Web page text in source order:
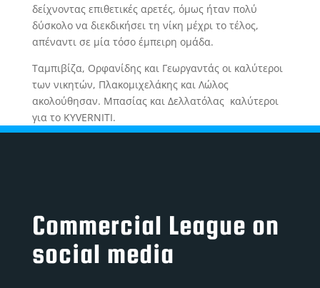
δείχνοντας επιθετικές αρετές, όμως ήταν πολύ
δύσκολο να διεκδικήσει τη νίκη μέχρι το τέλος,
απέναντι σε μία τόσο έμπειρη ομάδα.
Ταμπιβίζα, Ορφανίδης και Γεωργαντάς οι καλύτεροι
των νικητών, Πλακομιχελάκης και Λώλος
ακολούθησαν. Μπασίας και Δελλατόλας καλύτεροι
για το KYVERNITI.
Commercial League on
social media